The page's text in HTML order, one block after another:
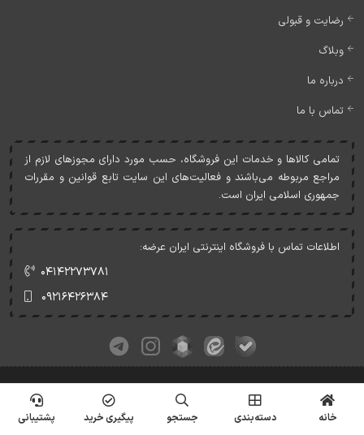
رضایت و قبولی
وبلاگ
درباره ما
تماس با ما
تمامی کالاها و خدمات اين فروشگاه، حسب مورد دارای مجوزهای لازم از
مراجع مربوطه می‌باشند و فعاليت‌های اين سايت تابع قوانين و مقررات
جمهوری اسلامی ايران است.
اطلاعات تماس با فروشگاه اینترنتی ایران عرضه:
۰۴۱۴۲۲۷۳۷۸۱
۰۹۲۱۶۴۲۶۳۸۴
خانه دسته‌بندی جستجو پیگیری خرید پشتیبانی